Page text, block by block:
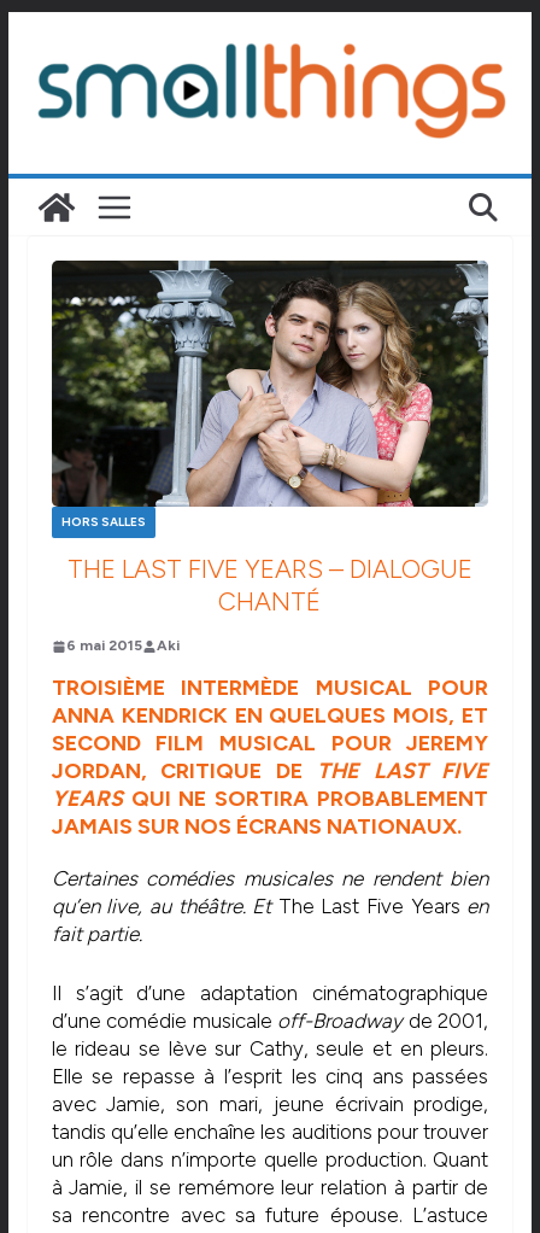
contenu
HORS SALLES
THE LAST FIVE YEARS – DIALOGUE
CHANTÉ
6 mai 2015 Aki
TROISIÈME INTERMÈDE MUSICAL POUR
ANNA KENDRICK EN QUELQUES MOIS, ET
SECOND FILM MUSICAL POUR JEREMY
JORDAN, CRITIQUE DE
THE LAST FIVE
YEARSQUI NE SORTIRA PROBABLEMENT
JAMAIS SUR NOS ÉCRANS NATIONAUX.
Certaines comédies musicales ne rendent bien
qu’en live, au théâtre. Et The Last Five Years en
fait partie.
Il s’agit d’une adaptation cinématographique
d’une comédie musicale off-Broadwayde 2001,
le rideau se lève sur Cathy, seule et en pleurs.
Elle se repasse à l’esprit les cinq ans passées
avec Jamie, son mari, jeune écrivain prodige,
tandis qu’elle enchaîne les auditions pour trouver
un rôle dans n’importe quelle production. Quant
à Jamie, il se remémore leur relation à partir de
sa rencontre avec sa future épouse. L’astuce